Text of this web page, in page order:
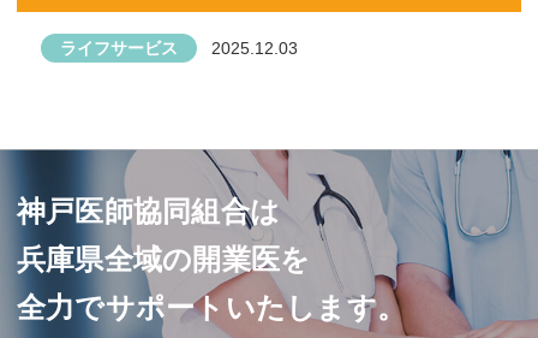
ライフサービス 2025.12.03
神戸医師協同組合は
兵庫県全域の開業医を
全力でサポートいたします。